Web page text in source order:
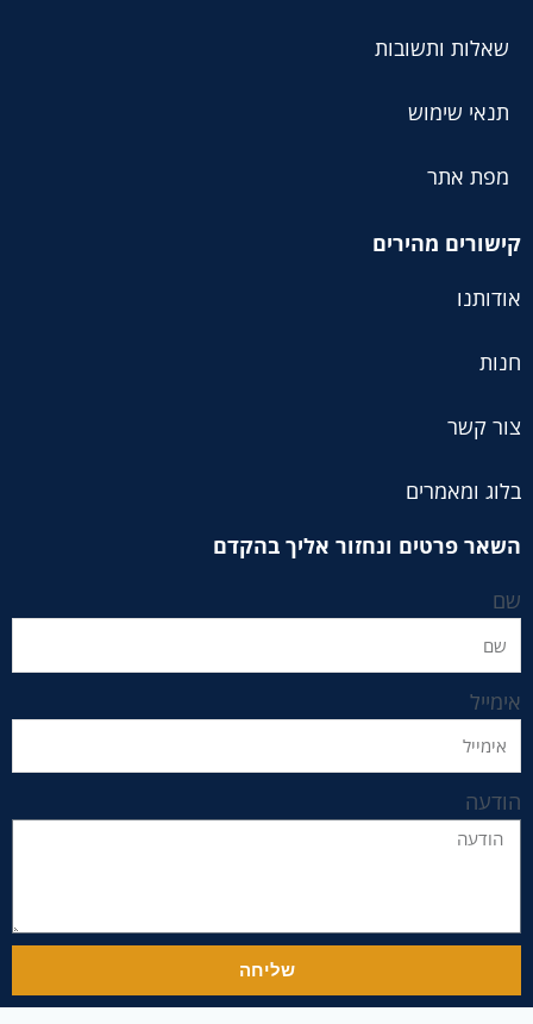
שאלות ותשובות
תנאי שימוש
מפת אתר
קישורים מהירים
אודותנו
חנות
צור קשר
בלוג ומאמרים
השאר פרטים ונחזור אליך בהקדם
שם
אימייל
הודעה
שליחה